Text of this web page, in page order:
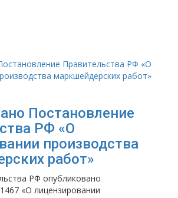
Постановление
РФ «О
производства
работ»
РФ опубликовано
«О лицензировании